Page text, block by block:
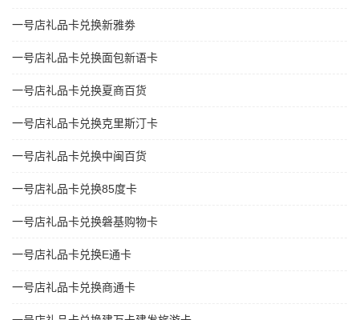
一号店礼品卡兑换新雅劵
一号店礼品卡兑换面包新语卡
一号店礼品卡兑换夏商百货
一号店礼品卡兑换克里斯汀卡
一号店礼品卡兑换中闽百货
一号店礼品卡兑换85度卡
一号店礼品卡兑换磐基购物卡
一号店礼品卡兑换E通卡
一号店礼品卡兑换商通卡